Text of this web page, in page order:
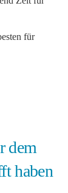
für
dem
haben